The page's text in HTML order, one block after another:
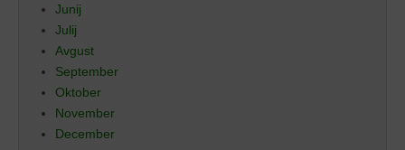
Junij
Julij
Avgust
September
Oktober
November
December